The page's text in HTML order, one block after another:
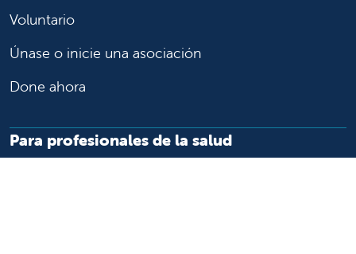
Voluntario
Únase o inicie una asociación
Done ahora
Para profesionales de la salud